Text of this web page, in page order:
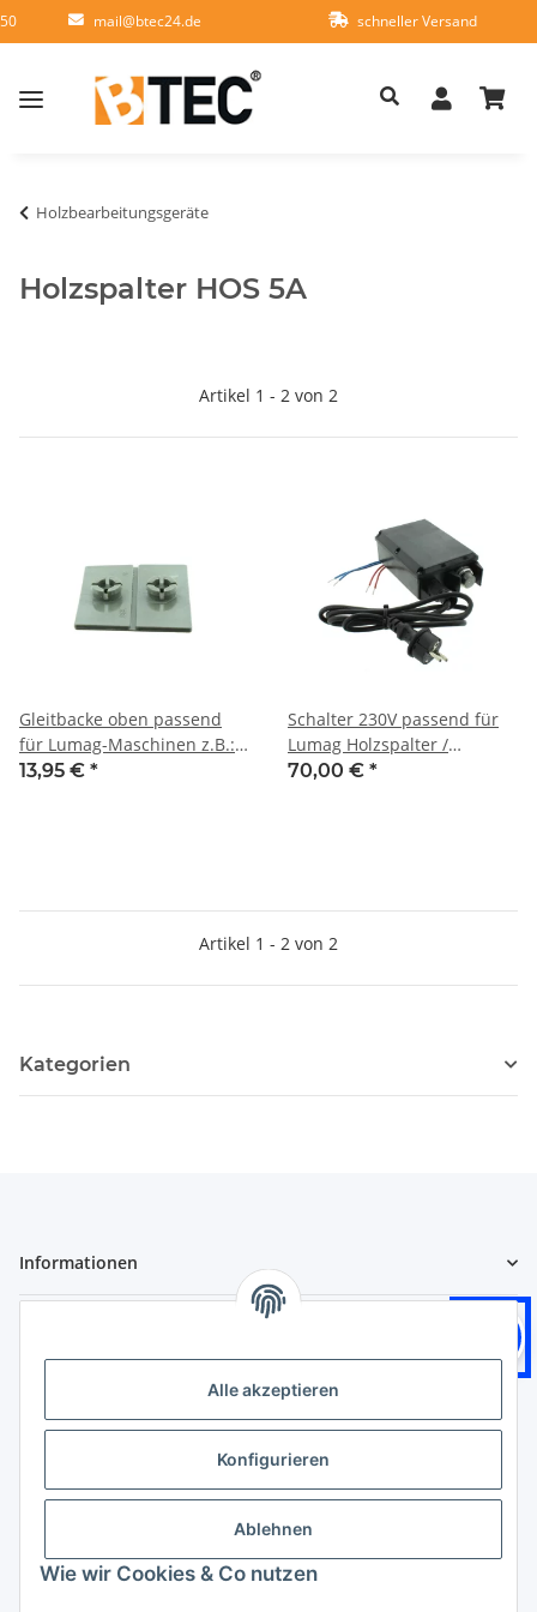
Alle akzeptieren
Konfigurieren
Ablehnen
Wie wir Cookies & Co nutzen
mail@btec24.de schneller Versand
Holzbearbeitungsgeräte
Holzspalter HOS 5A
Artikel 1 - 2 von 2
Gleitbacke oben passend
für Lumag-Maschinen z.B.:
HOS4-37/4T/5A
13,95 € *
Schalter 230V passend für
Lumag Holzspalter /
Motorschutzschalter HOS 4,
70,00 € *
Artikel 1 - 2 von 2
Kategorien
Informationen
Zahlungsarten